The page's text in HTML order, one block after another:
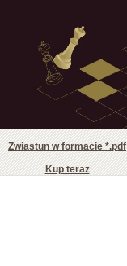
Zwiastun w formacie *.pdf
Kup teraz